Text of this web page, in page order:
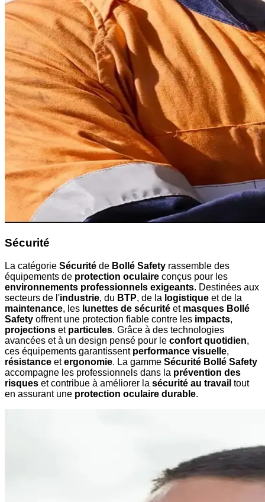
Sécurité
La catégorie Sécurité de Bollé Safety rassemble des
équipements de protection oculaire conçus pour les
environnements professionnels exigeants. Destinées aux
secteurs de l'industrie, du BTP, de la logistique et de la
maintenance, les lunettes de sécurité et masques Bollé
Safety offrent une protection fiable contre les impacts,
projections et particules. Grâce à des technologies
avancées et à un design pensé pour le confort quotidien,
ces équipements garantissent performance visuelle,
résistance etergonomie. La gamme Sécurité Bollé Safety
accompagne les professionnels dans la prévention des
risques et contribue à améliorer la sécurité au travail tout
en assurant une protection oculaire durable.